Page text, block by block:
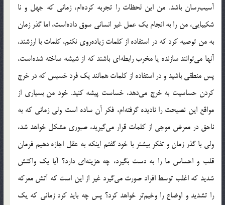
آسیب‌رسان باشد. من این لحظات را تجربه کرده‌ام، زمانی که جهل و نا
شکیبایی، من را به انجام یک عمل غیر انسانی سوق داده‌است، اما گذر زمان
به من توصیه کرد که در استفاده از کلمات زیاده‌روی نکنم، کلمات با ارزشند،
آنها می‌توانند سازنده یا مخرب رابطه‌ای باشند که از شیشه ساخته شده‌است،
پس منطقی باشید و در استفاده از کلمات همانند یک فرد خسیس که در خرج
کردن حساسیت به خرج می‌دهد، خساست پیشه کنید. خود من بسیاری از
مواقع این نصیحت را نادیده گرفته‌ام، فکر آن ساده است ولی زمانی که به
ناحق در معرض موجی از کلمات قرار می‌گیرید، صبوری مشکل خواهد شد،
ولی با گذر زمان و تفکر بیشتر با خود گفتم اینکه به عقل اجازه دهیم فرمان
قلب و احساس ما را به دست بگیرد، چه هزینه‌ای دارد؟ آیا یک واکنش
شدید که اغلب توسط افراد صورت می‌گیرد غیر از این است که آتش معرکه
را تشدید و اوضاع را وخیم‌تر خواهد کرد؟ پس چه باید کرد زمانی که یک